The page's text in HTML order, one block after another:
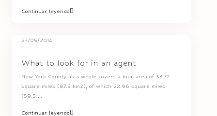
Continuar leyendo
What to look for in an agent
27/05/2014
New York County as a whole covers a total area of 33.77
square miles (87.5 km2), of which 22.96 square miles
(59.5
Continuar leyendo